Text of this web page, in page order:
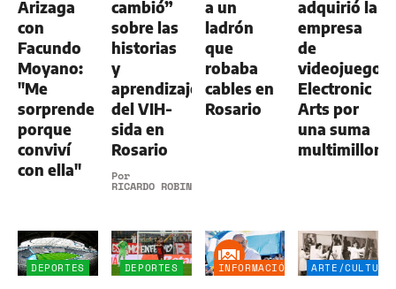
Arizaga
con
Facundo
Moyano:
"Me
sorprende
porque
conviví
con ella"
cambió”
sobre las
historias
y
aprendizajes
del VIH-
sida en
Rosario
Por
RICARDO ROBINS
a un
ladrón
que
robaba
cables en
Rosario
adquirió la
empresa
de
videojuegos
Electronic
Arts por
una suma
DEPORTES DEPORTES
INFORMACIÓN
ARTE/CULTURA